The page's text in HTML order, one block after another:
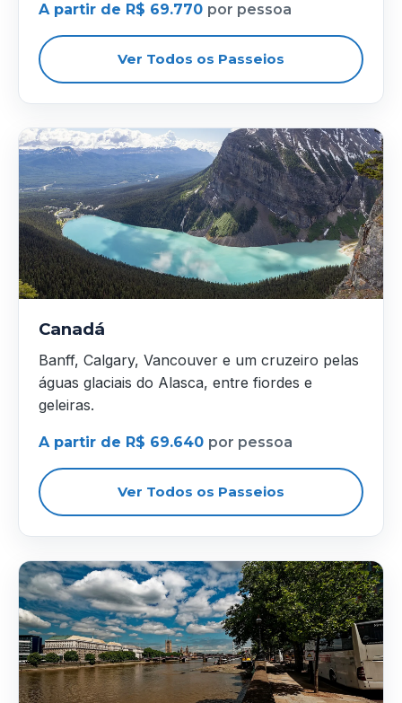
A partir de R$ 69.770 por pessoa
Ver Todos os Passeios
Canadá
Banff, Calgary, Vancouver e um cruzeiro pelas
águas glaciais do Alasca, entre fiordes e
geleiras.
A partir de R$ 69.640 por pessoa
Ver Todos os Passeios